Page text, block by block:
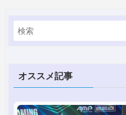
オススメ記事